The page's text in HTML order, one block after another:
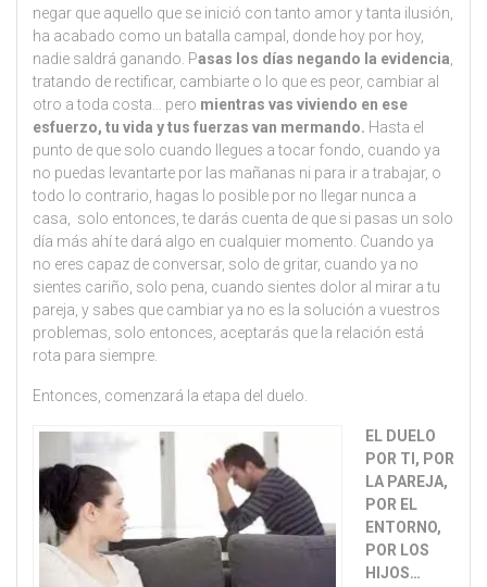
negar que aquello que se inició con tanto amor y tanta ilusión,
ha acabado como un batalla campal, donde hoy por hoy,
nadie saldrá ganando. Pasas los días negando la evidencia
tratando de rectificar, cambiarte o lo que es peor, cambiar al
otro a toda costa… pero mientras vas viviendo en ese
esfuerzo, tu vida y tus fuerzas van mermando. Hasta el
punto de que solo cuando llegues a tocar fondo, cuando ya
no puedas levantarte por las mañanas ni para ir a trabajar, o
todo lo contrario, hagas lo posible por no llegar nunca a
casa, solo entonces, te darás cuenta de que si pasas un solo
día más ahí te dará algo en cualquier momento. Cuando ya
no eres capaz de conversar, solo de gritar, cuando ya no
sientes cariño, solo pena, cuando sientes dolor al mirar a tu
pareja, y sabes que cambiar ya no es la solución a vuestros
problemas, solo entonces, aceptarás que la relación está
rota para siempre.
Entonces, comenzará la etapa del duelo.
EL DUELO
POR TI, POR
LA PAREJA,
POR EL
ENTORNO,
POR LOS
HIJOS…